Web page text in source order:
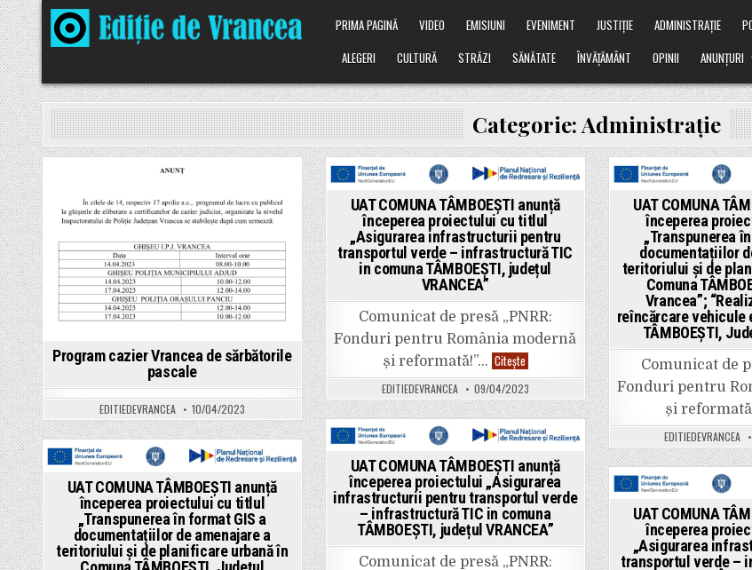
Skip
to
content
PRIMA PAGINĂ VIDEO EMISIUNI EVENIMENT JUSTIȚIE ADMINISTRAȚIE
ALEGERI
CULTURĂ STRĂZI SĂNĂTATE ÎNVĂȚĂMÂNT OPINII ANUNȚURI
Categorie:Administrație
in
Program cazier Vrancea de sărbătorile
pascale
EDITIEDEVRANCEA 10/04/2023
in
UAT COMUNA TÂMBOEȘTI anunță
începerea proiectului cu titlul
„Asigurarea infrastructurii pentru
transportul verde – infrastructură TIC
in comuna TÂMBOEŞTI, județul
VRANCEA”
Comunicat de presă „PNRR:
Fonduri pentru România modernă
și reformată!”… CiteșteUAT
COMUNA
TÂMBOEȘTI
anunță
începerea
proiectului
cu
titlul
infrastructurii
pentru
transportul
verde
–
infrastructură
TIC
in
comuna
EDITIEDEVRANCEA 09/04/2023
in
UAT COMUNA
începerea
„Transpunerea
documentațiilor
teritoriului și de
Comuna
Vrancea”;
reîncărcare vehicule
TÂMBOEŞTI,
Comunicat de
Fonduri pentru
și
EDITIEDEVRANCEA
in
UAT COMUNA TÂMBOEȘTI anunță
începerea proiectului „Asigurarea
infrastructurii pentru transportul verde
– infrastructură TIC in comuna
TÂMBOEŞTI, județul VRANCEA”
Comunicat de presă „PNRR:
in
UAT COMUNA TÂMBOEȘTI anunță
începerea proiectului cu titlul
„Transpunerea în format GIS a
documentațiilor de amenajare a
teritoriului și de planificare urbană în
in
UAT COMUNA
începerea
„Asigurarea
transportul verde –